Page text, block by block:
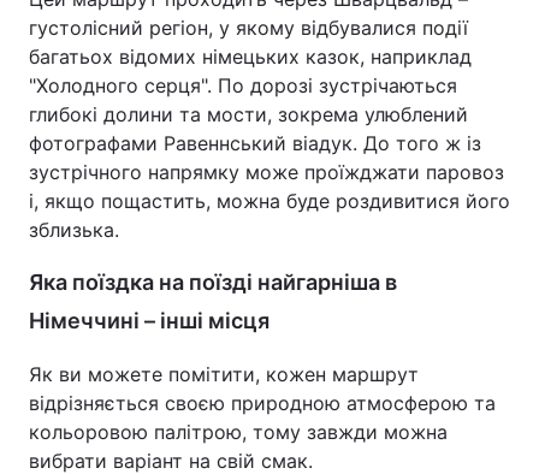
густолісний регіон, у якому відбувалися події
багатьох відомих німецьких казок, наприклад
"Холодного серця". По дорозі зустрічаються
глибокі долини та мости, зокрема улюблений
фотографами Равеннський віадук. До того ж із
зустрічного напрямку може проїжджати паровоз
і, якщо пощастить, можна буде роздивитися його
зблизька.
Яка поїздка на поїзді найгарніша в
Німеччині – інші місця
Як ви можете помітити, кожен маршрут
відрізняється своєю природною атмосферою та
кольоровою палітрою, тому завжди можна
вибрати варіант на свій смак.